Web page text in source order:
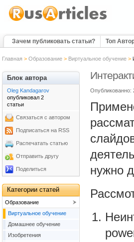
Зачем публиковать статьи? Топ
Главная > Образование> Виртуальное обучение>
Опубликованно:
нужно
Блок автора
Oleg Kandagarov
опубликовал 2
статьи
Связаться с автором
Подписаться на RSS
Распечатать статью
Отправить другу
Поделиться
Категории статей
Образование
Виртуальное обучение
Домашнее обучение
Изобретения